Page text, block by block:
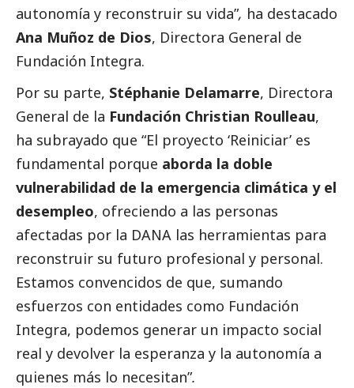
autonomía y reconstruir su vida”, ha destacado
Ana Muñoz de Dios, Directora General de
Fundación Integra.
Por su parte, Stéphanie Delamarre, Directora
General de la Fundación Christian Roulleau,
ha subrayado que “El proyecto ‘Reiniciar’ es
fundamental porque aborda la doble
vulnerabilidad de la emergencia climática y el
desempleo, ofreciendo a las personas
afectadas por la DANA las herramientas para
reconstruir su futuro profesional y personal.
Estamos convencidos de que, sumando
esfuerzos con entidades como Fundación
Integra, podemos generar un impacto social
real y devolver la esperanza y la autonomía a
quienes más lo necesitan”.